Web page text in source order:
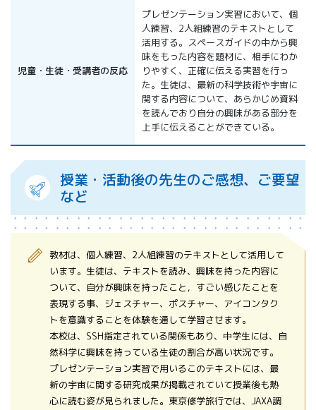
児童・生徒・受講者の反応
プレゼンテーション実習において、個
人練習、2人組練習のテキストとして
活用する。スペースガイドの中から興
味をもった内容を題材に、相手にわか
りやすく、正確に伝える実習を行っ
た。生徒は、最新の科学技術や宇宙に
関する内容について、あらかじめ資料
を読んでおり自分の興味がある部分を
上手に伝えることができている。
授業・活動後の先生のご感想、ご要望
など
教材は、個人練習、2人組練習のテキストとして活用して
います。生徒は、テキストを読み、興味を持った内容に
ついて、自分が興味を持ったこと，すごい感じたことを
表現する事、ジェスチャー、ポスチャー、アイコンタク
トを意識することを体験を通して学習させます。
本校は、SSH指定されている関係もあり、中学生には、自
然科学に興味を持っている生徒の割合が高い状況です。
プレゼンテーション実習で用いるこのテキストには、最
新の宇宙に関する研究成果が掲載されていて授業後も熱
心に読む姿が見られました。東京修学旅行では、JAXA調